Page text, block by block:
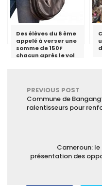
Des élèves du 6 ème
appelé à verser une
somme de 150F
chacun après le vol
PREVIOUS POST
Commune de
ralentisseurs pour
Cameroun:
présentation des